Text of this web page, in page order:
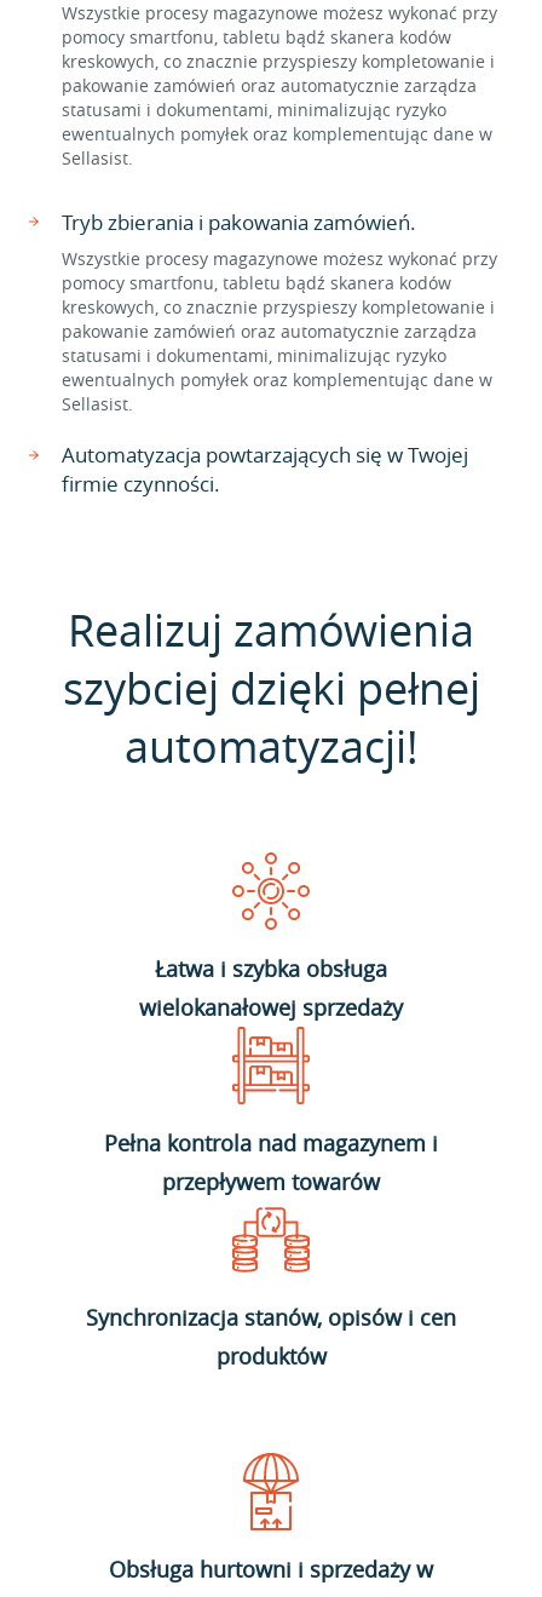
Wszystkie procesy magazynowe możesz wykonać przy
pomocy smartfonu, tabletu bądź skanera kodów
kreskowych, co znacznie przyspieszy kompletowanie i
pakowanie zamówień oraz automatycznie zarządza
statusami i dokumentami, minimalizując ryzyko
ewentualnych pomyłek oraz komplementując dane w
Sellasist.
Tryb zbierania i pakowania zamówień.
Wszystkie procesy magazynowe możesz wykonać przy
pomocy smartfonu, tabletu bądź skanera kodów
kreskowych, co znacznie przyspieszy kompletowanie i
pakowanie zamówień oraz automatycznie zarządza
statusami i dokumentami, minimalizując ryzyko
ewentualnych pomyłek oraz komplementując dane w
Sellasist.
Automatyzacja powtarzających się w Twojej
firmie czynności.
Realizuj zamówienia
szybciej dzięki pełnej
automatyzacji!
Łatwa i szybka obsługa
wielokanałowej sprzedaży
Pełna kontrola nad magazynem i
przepływem towarów
Synchronizacja stanów, opisów i cen
produktów
Obsługa hurtowni i sprzedaży w